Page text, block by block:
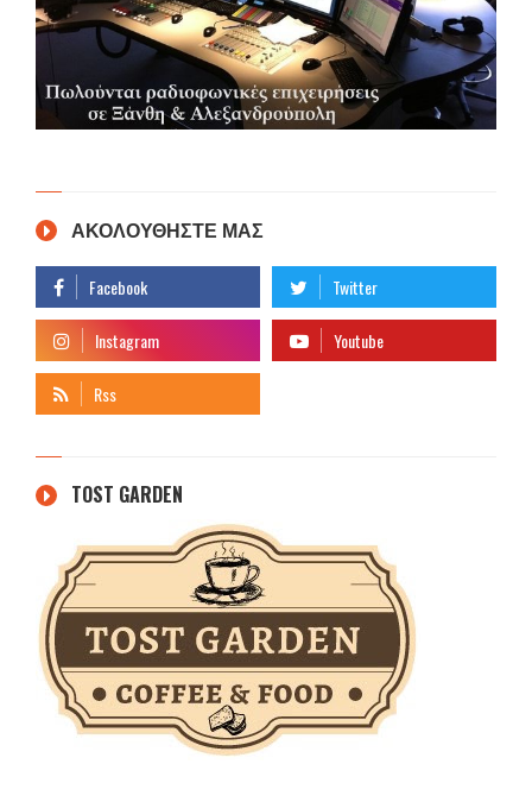
ΑΚΟΛΟΥΘΗΣΤΕ ΜΑΣ
TOST GARDEN